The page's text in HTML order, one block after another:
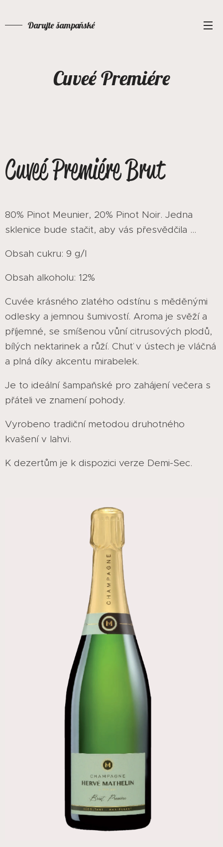
Darujte šampaňské
Cuveé Premiére
Cuveé Premiére Brut
80% Pinot Meunier, 20% Pinot Noir. Jedna
sklenice bude stačit, aby vás přesvědčila ...
Obsah cukru: 9 g/l
Obsah alkoholu: 12%
Cuvée krásného zlatého odstínu s měděnými
odlesky a jemnou šumivostí. Aroma je svěží a
příjemné, se smíšenou vůní citrusových plodů,
bílých nektarinek a růží. Chuť v ústech je vláčná
a plná díky akcentu mirabelek.
Je to ideální šampaňské pro zahájení večera s
přáteli ve znamení pohody.
Vyrobeno tradiční metodou druhotného
kvašení v lahvi.
K dezertům je k dispozici verze Demi-Sec.